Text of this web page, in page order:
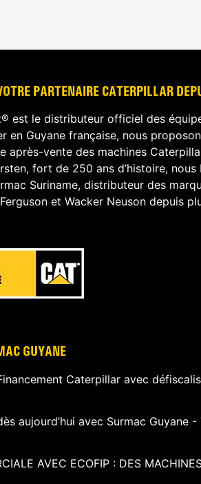
PARTENAIRE CATERPILLAR
est le distributeur officiel des
en Guyane française, nous
après-vente des machines
fort de 250 ans d’histoire, nous
Suriname, distributeur des
et Wacker Neuson depuis
GUYANE
Caterpillar avec
aujourd’hui avec Surmac Guyane
AVEC ECOFIP : DES